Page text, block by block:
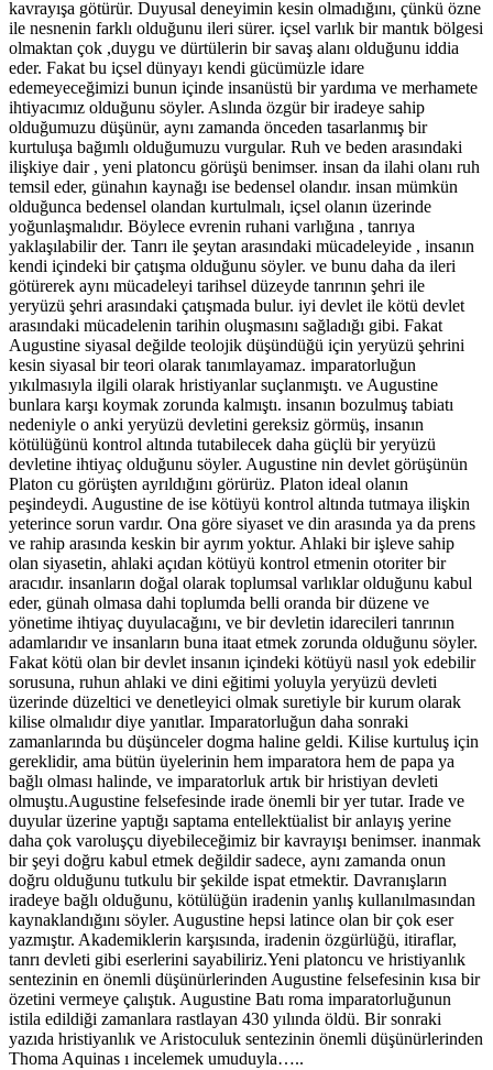
kavrayışa götürür. Duyusal deneyimin kesin olmadığını, çünkü özne
ile nesnenin farklı olduğunu ileri sürer. içsel varlık bir mantık bölgesi
olmaktan çok ,duygu ve dürtülerin bir savaş alanı olduğunu iddia
eder. Fakat bu içsel dünyayı kendi gücümüzle idare
edemeyeceğimizi bunun içinde insanüstü bir yardıma ve merhamete
ihtiyacımız olduğunu söyler. Aslında özgür bir iradeye sahip
olduğumuzu düşünür, aynı zamanda önceden tasarlanmış bir
kurtuluşa bağımlı olduğumuzu vurgular. Ruh ve beden arasındaki
ilişkiye dair , yeni platoncu görüşü benimser. insan da ilahi olanı ruh
temsil eder, günahın kaynağı ise bedensel olandır. insan mümkün
olduğunca bedensel olandan kurtulmalı, içsel olanın üzerinde
yoğunlaşmalıdır. Böylece evrenin ruhani varlığına , tanrıya
yaklaşılabilir der. Tanrı ile şeytan arasındaki mücadeleyide , insanın
kendi içindeki bir çatışma olduğunu söyler. ve bunu daha da ileri
götürerek aynı mücadeleyi tarihsel düzeyde tanrının şehri ile
yeryüzü şehri arasındaki çatışmada bulur. iyi devlet ile kötü devlet
arasındaki mücadelenin tarihin oluşmasını sağladığı gibi. Fakat
Augustine siyasal değilde teolojik düşündüğü için yeryüzü şehrini
kesin siyasal bir teori olarak tanımlayamaz. imparatorluğun
yıkılmasıyla ilgili olarak hristiyanlar suçlanmıştı. ve Augustine
bunlara karşı koymak zorunda kalmıştı. insanın bozulmuş tabiatı
nedeniyle o anki yeryüzü devletini gereksiz görmüş, insanın
kötülüğünü kontrol altında tutabilecek daha güçlü bir yeryüzü
devletine ihtiyaç olduğunu söyler. Augustine nin devlet görüşünün
Platon cu görüşten ayrıldığını görürüz. Platon ideal olanın
peşindeydi. Augustine de ise kötüyü kontrol altında tutmaya ilişkin
yeterince sorun vardır. Ona göre siyaset ve din arasında ya da prens
ve rahip arasında keskin bir ayrım yoktur. Ahlaki bir işleve sahip
olan siyasetin, ahlaki açıdan kötüyü kontrol etmenin otoriter bir
aracıdır. insanların doğal olarak toplumsal varlıklar olduğunu kabul
eder, günah olmasa dahi toplumda belli oranda bir düzene ve
yönetime ihtiyaç duyulacağını, ve bir devletin idarecileri tanrının
adamlarıdır ve insanların buna itaat etmek zorunda olduğunu söyler.
Fakat kötü olan bir devlet insanın içindeki kötüyü nasıl yok edebilir
sorusuna, ruhun ahlaki ve dini eğitimi yoluyla yeryüzü devleti
üzerinde düzeltici ve denetleyici olmak suretiyle bir kurum olarak
kilise olmalıdır diye yanıtlar. Imparatorluğun daha sonraki
zamanlarında bu düşünceler dogma haline geldi. Kilise kurtuluş için
gereklidir, ama bütün üyelerinin hem imparatora hem de papa ya
bağlı olması halinde, ve imparatorluk artık bir hristiyan devleti
olmuştu.Augustine felsefesinde irade önemli bir yer tutar. Irade ve
duyular üzerine yaptığı saptama entellektüalist bir anlayış yerine
daha çok varoluşçu diyebileceğimiz bir kavrayışı benimser. inanmak
bir şeyi doğru kabul etmek değildir sadece, aynı zamanda onun
doğru olduğunu tutkulu bir şekilde ispat etmektir. Davranışların
iradeye bağlı olduğunu, kötülüğün iradenin yanlış kullanılmasından
kaynaklandığını söyler. Augustine hepsi latince olan bir çok eser
yazmıştır. Akademiklerin karşısında, iradenin özgürlüğü, itiraflar,
tanrı devleti gibi eserlerini sayabiliriz.Yeni platoncu ve hristiyanlık
sentezinin en önemli düşünürlerinden Augustine felsefesinin kısa bir
özetini vermeye çalıştık. Augustine Batı roma imparatorluğunun
istila edildiği zamanlara rastlayan 430 yılında öldü. Bir sonraki
yazıda hristiyanlık ve Aristoculuk sentezinin önemli düşünürlerinden
Thoma Aquinas ı incelemek umuduyla…..